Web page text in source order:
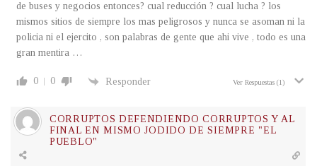
de buses y negocios entonces? cual reducción ? cual lucha ? los
mismos sitios de siempre los mas peligrosos y nunca se asoman ni la
policia ni el ejercito , son palabras de gente que ahi vive , todo es una
gran mentira …
0 0 Responder Ver Respuestas (1)
CORRUPTOS DEFENDIENDO CORRUPTOS Y AL
FINAL EN MISMO JODIDO DE SIEMPRE "EL
PUEBLO"